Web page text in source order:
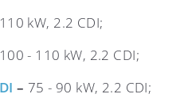
110 kW, 2.2 CDI;
100 - 110 kW, 2.2 CDI;
– 75 - 90 kW, 2.2 CDI;